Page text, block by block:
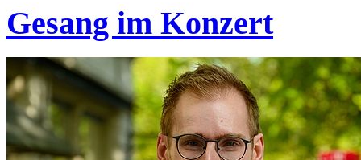
Gesang im Konzert